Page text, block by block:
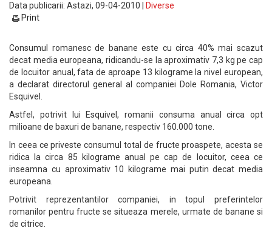
Data publicarii: Astazi, 09-04-2010 |
Diverse
Print
Consumul romanesc de banane este cu circa 40% mai scazut
decat media europeana, ridicandu-se la aproximativ 7,3 kg pe cap
de locuitor anual, fata de aproape 13 kilograme la nivel european,
a declarat directorul general al companiei Dole Romania, Victor
Esquivel.
Astfel, potrivit lui Esquivel, romanii consuma anual circa opt
milioane de baxuri de banane, respectiv 160.000 tone.
In ceea ce priveste consumul total de fructe proaspete, acesta se
ridica la circa 85 kilograme anual pe cap de locuitor, ceea ce
inseamna cu aproximativ 10 kilograme mai putin decat media
europeana.
Potrivit reprezentantilor companiei, in topul preferintelor
romanilor pentru fructe se situeaza merele, urmate de banane si
de citrice.